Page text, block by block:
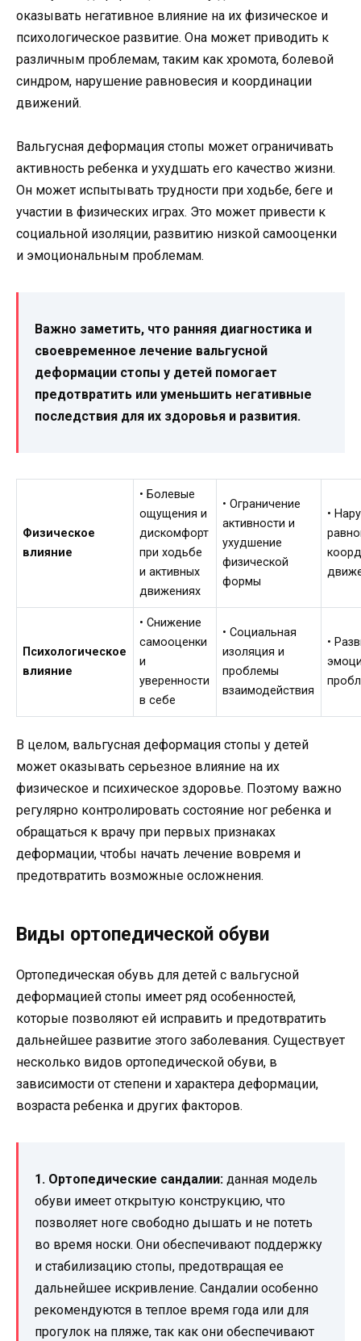
оказывать негативное влияние на их физическое и
психологическое развитие. Она может приводить к
различным проблемам, таким как хромота, болевой
синдром, нарушение равновесия и координации
движений.
Вальгусная деформация стопы может ограничивать
активность ребенка и ухудшать его качество жизни.
Он может испытывать трудности при ходьбе, беге и
участии в физических играх. Это может привести к
социальной изоляции, развитию низкой самооценки
и эмоциональным проблемам.
Важно заметить, что ранняя диагностика и
своевременное лечение вальгусной
деформации стопы у детей помогает
предотвратить или уменьшить негативные
последствия для их здоровья и развития.
Физическое
влияние
• Болевые
ощущения и
дискомфорт
при ходьбе
и активных
движениях
• Ограничение
активности и
ухудшение
физической
формы
•
Психологическое
влияние
• Снижение
самооценки
и
уверенности
в себе
• Социальная
изоляция и
проблемы
взаимодействия
•
В целом, вальгусная деформация стопы у детей
может оказывать серьезное влияние на их
физическое и психическое здоровье. Поэтому важно
регулярно контролировать состояние ног ребенка и
обращаться к врачу при первых признаках
деформации, чтобы начать лечение вовремя и
предотвратить возможные осложнения.
Виды ортопедической обуви
Ортопедическая обувь для детей с вальгусной
деформацией стопы имеет ряд особенностей,
которые позволяют ей исправить и предотвратить
дальнейшее развитие этого заболевания. Существует
несколько видов ортопедической обуви, в
зависимости от степени и характера деформации,
возраста ребенка и других факторов.
1. Ортопедические сандалии: данная модель
обуви имеет открытую конструкцию, что
позволяет ноге свободно дышать и не потеть
во время носки. Они обеспечивают поддержку
и стабилизацию стопы, предотвращая ее
дальнейшее искривление. Сандалии особенно
рекомендуются в теплое время года или для
прогулок на пляже, так как они обеспечивают